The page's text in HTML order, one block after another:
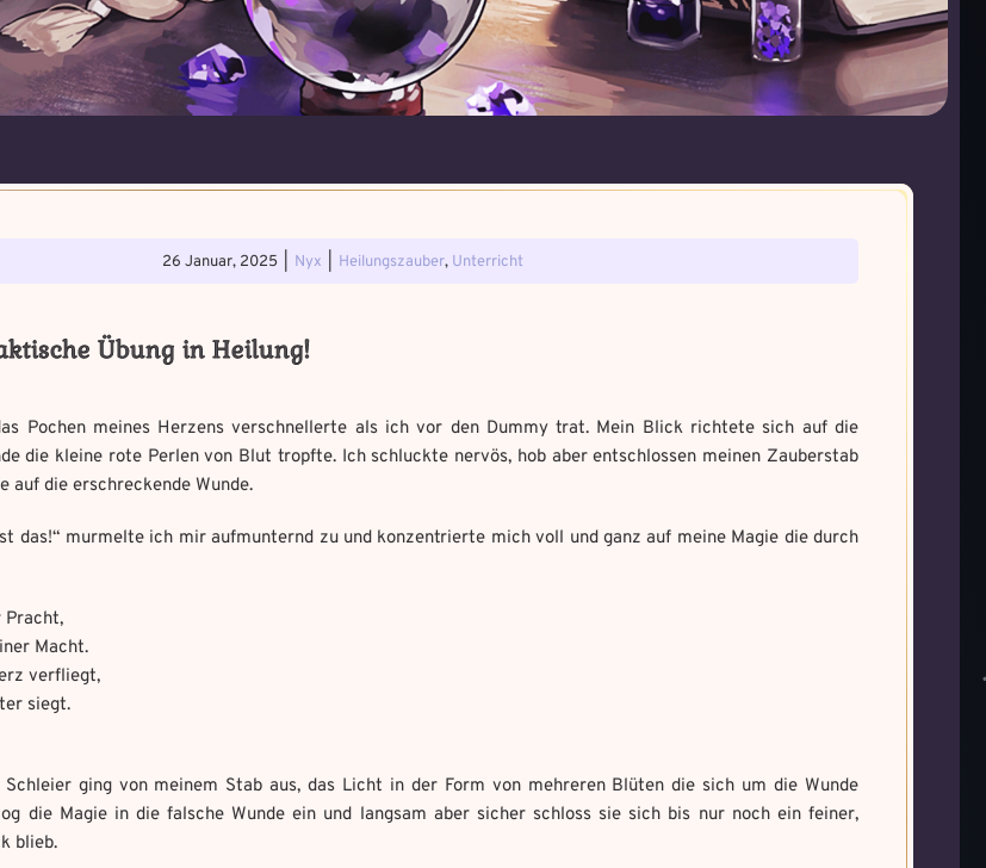
26 Januar, 2025 Nyx Heilungszauber, Unterricht
Übung in Heilung!
Pochen meines Herzens verschnellerte als ich vor den Dummy trat. Mein Blick richtete sich auf die
die kleine rote Perlen von Blut tropfte. Ich schluckte nervös, hob aber entschlossen meinen Zauberstab
auf die erschreckende Wunde.
das!“ murmelte ich mir aufmunternd zu und konzentrierte mich voll und ganz auf meine Magie die durch
Pracht,
Macht.
verfliegt,
siegt.
ging von meinem Stab aus, das Licht in der Form von mehreren Blüten die sich um die Wunde
die Magie in die falsche Wunde ein und langsam aber sicher schloss sie sich bis nur noch ein feiner,
blieb.
du es? *
Erforsche und banne den Fluch
Wähle ein beliebiges Mandala und male es aus um den
Fluch zu bannen.
ein? *
mind. 500
Schwarze Magie gefunden!
Löse das Memory um Magie zu bannen
einen Gegenstand gefunden!Nimm ihn bitte nur mit,
*
Item und für welche Aufgabe?